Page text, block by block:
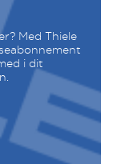
Med Thiele
i dit